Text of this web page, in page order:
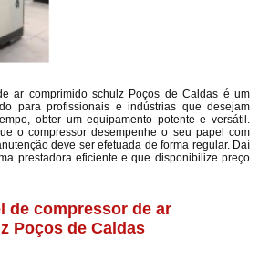
ar comprimido schulz Poços de Caldas é um
para profissionais e indústrias que desejam
obter um equipamento potente e versátil.
o compressor desempenhe o seu papel com
deve ser efetuada de forma regular. Daí
prestadora eficiente e que disponibilize preço
de compressor de ar
Poços de Caldas